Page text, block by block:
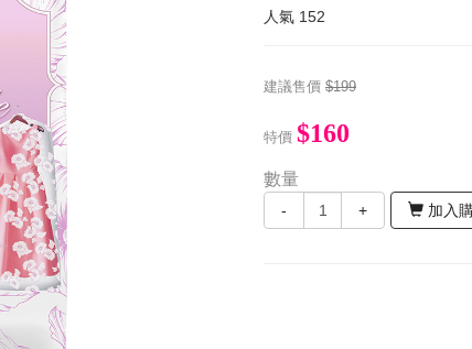
人氣 152
建議售價 $199
特價 $160
數量
- + 加入